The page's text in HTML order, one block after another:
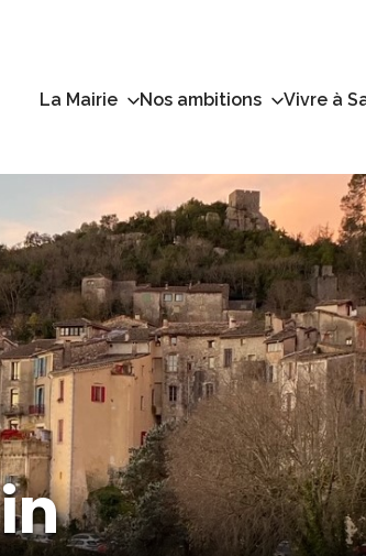
La Mairie Nos ambitions Vivre à